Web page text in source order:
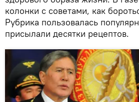
колонки с советами, как
Рубрика пользовалась
присылали десятки рецептов.